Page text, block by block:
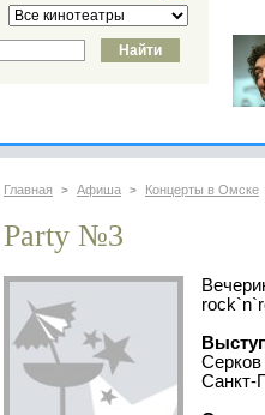
Главная > Афиша > Концерты в Омске
Party №3
Вечеринка в стиле jazz, blues и
Серков
Санкт-